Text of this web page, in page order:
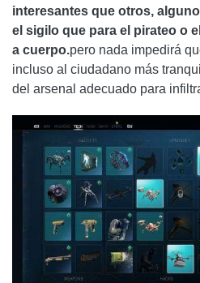
interesantes que otros,
el sigilo que para el pirateo o
a cuerpo.pero nada impedirá
incluso al ciudadano más
del arsenal adecuado para